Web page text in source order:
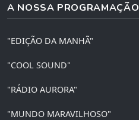
A NOSSA PROGRAMAÇÃO
"EDIÇÃO DA MANHÃ"
"COOL SOUND"
"RÁDIO AURORA"
"MUNDO MARAVILHOSO"